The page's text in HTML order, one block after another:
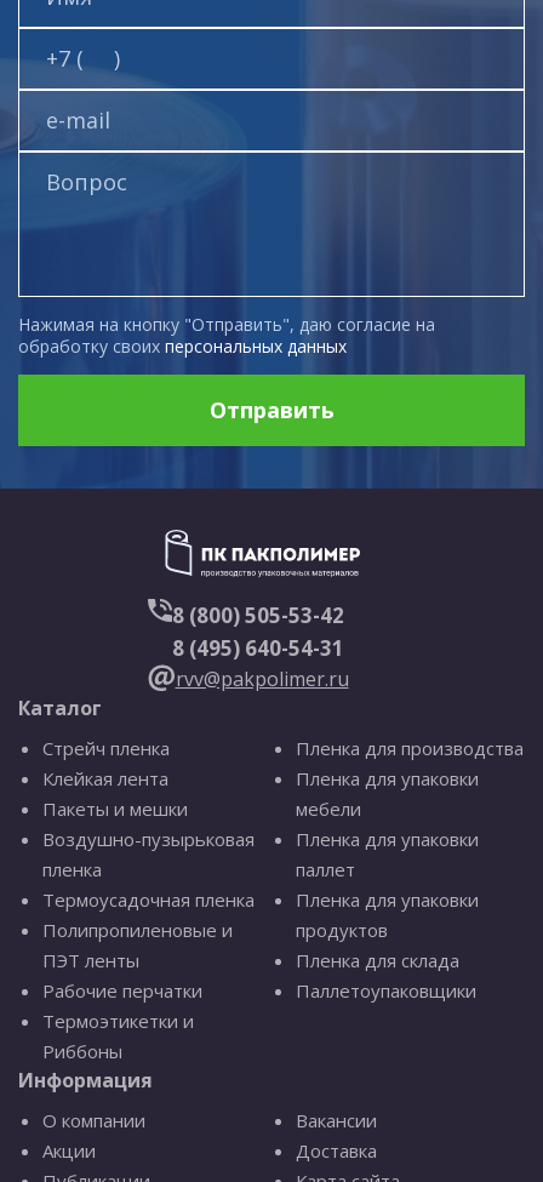
Нажимая на кнопку "Отправить", даю согласие на
обработку своих персональных данных
Отправить
8 (800) 505-53-42
8 (495) 640-54-31
rvv@pakpolimer.ru
Каталог
Стрейч пленка
Клейкая лента
Пакеты и мешки
Воздушно-пузырьковая
пленка
Термоусадочная пленка
Полипропиленовые и
ПЭТ ленты
Рабочие перчатки
Термоэтикетки и
Риббоны
Пленка для производства
Пленка для упаковки
мебели
Пленка для упаковки
паллет
Пленка для упаковки
продуктов
Пленка для склада
Паллетоупаковщики
Информация
О компании
Акции
Вакансии
Доставка